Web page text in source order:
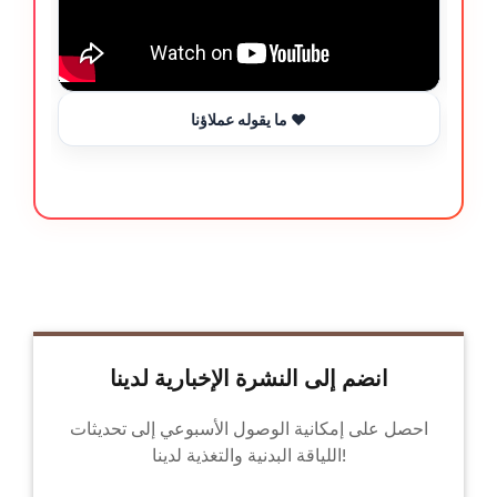
ما يقوله عملاؤنا ❤️
انضم إلى النشرة الإخبارية لدينا
احصل على إمكانية الوصول الأسبوعي إلى تحديثات
اللياقة البدنية والتغذية لدينا!